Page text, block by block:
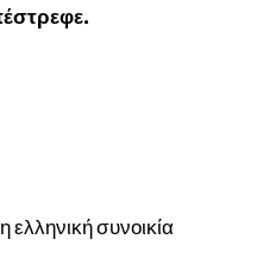
συνοικία